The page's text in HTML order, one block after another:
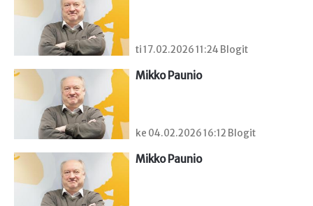
ti 17.02.2026 11:24 Blogit
Mikko Paunio
ke 04.02.2026 16:12 Blogit
Mikko Paunio